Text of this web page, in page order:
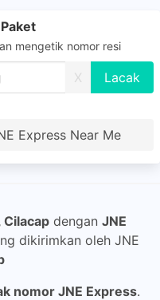
mengetik nomor resi
X
Express Near Me
Cilacap dengan JNE
dikirimkan oleh JNE
nomor JNE Express.